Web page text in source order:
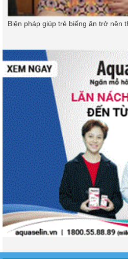
Biện pháp giúp trẻ biếng ăn trở nên